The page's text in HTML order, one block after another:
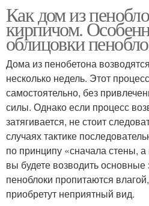
Как дом из
кирпичом.
облицовки
Дома из пенобетона
несколько недель. Этот
самостоятельно, без
силы. Однако если процесс
затягивается, не стоит
случаях тактике
по принципу «сначала стены,
вы будете возводить
пеноблоки пропитаются
приобретут неприятный вид.